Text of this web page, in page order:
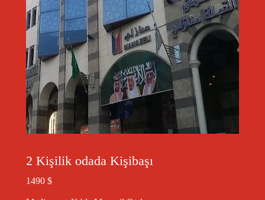
2 Kişilik odada Kişibaşı
1490 $